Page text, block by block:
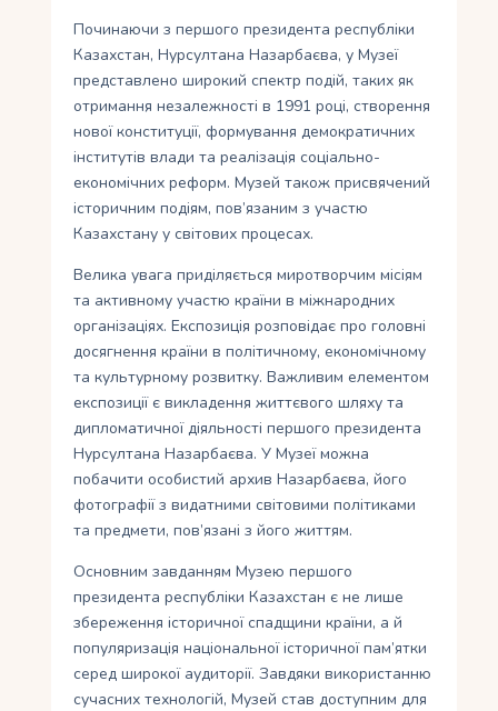
Починаючи з першого президента республіки
Казахстан, Нурсултана Назарбаєва, у Музеї
представлено широкий спектр подій, таких як
отримання незалежності в 1991 році, створення
нової конституції, формування демократичних
інститутів влади та реалізація соціально-
економічних реформ. Музей також присвячений
історичним подіям, пов’язаним з участю
Казахстану у світових процесах.
Велика увага приділяється миротворчим місіям
та активному участю країни в міжнародних
організаціях. Експозиція розповідає про головні
досягнення країни в політичному, економічному
та культурному розвитку. Важливим елементом
експозиції є викладення життєвого шляху та
дипломатичної діяльності першого президента
Нурсултана Назарбаєва. У Музеї можна
побачити особистий архив Назарбаєва, його
фотографії з видатними світовими політиками
та предмети, пов’язані з його життям.
Основним завданням Музею першого
президента республіки Казахстан є не лише
збереження історичної спадщини країни, а й
популяризація національної історичної пам’ятки
серед широкої аудиторії. Завдяки використанню
сучасних технологій, Музей став доступним для